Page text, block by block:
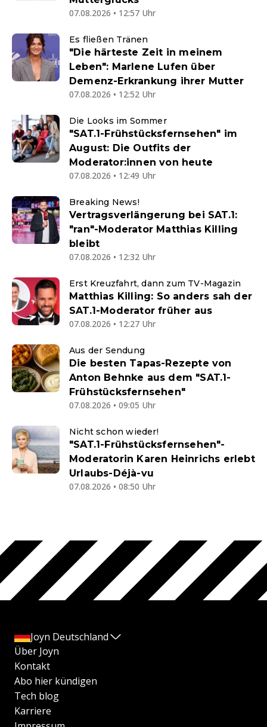
07.08.2026 • 12:57 Uhr
Es fließen Tränen
"Die härteste Zeit in meinem
Leben": Marlene Lufen über
Demenz-Erkrankung ihrer Mutter
07.08.2026 • 12:52 Uhr
Die Looks im Sommer
"SAT.1-Frühstücksfernsehen" im
August: Die Outfits der
Moderator:innen von heute
07.08.2026 • 12:49 Uhr
Breaking News!
Vertragsverlängerung bei SAT.1:
"ran"-Moderator Matthias Killing
bleibt
07.08.2026 • 12:32 Uhr
Erst Kreuzfahrt, dann zum TV-Magazin
Matthias Killing: So anders sah der
SAT.1-Moderator früher aus
07.08.2026 • 12:27 Uhr
Aus der Sendung
Die besten Tapas-Rezepte von
Anton Behnke aus dem "SAT.1-
Frühstücksfernsehen"
07.08.2026 • 09:05 Uhr
Nicht schon wieder!
"SAT.1-Frühstücksfernsehen"-
Moderatorin Karen Heinrichs erlebt
Urlaubs-Déjà-vu
07.08.2026 • 08:50 Uhr
Joyn Deutschland
Über Joyn
Kontakt
Abo hier kündigen
Tech blog
Karriere